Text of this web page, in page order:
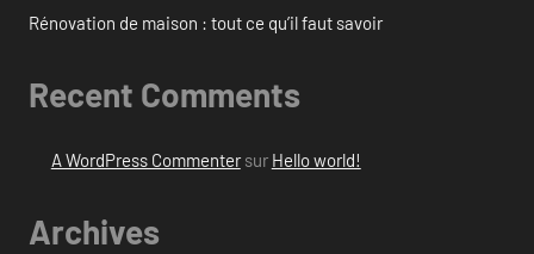
Rénovation de maison : tout ce qu’il faut savoir
Recent Comments
A WordPress Commentersur Hello world!
Archives